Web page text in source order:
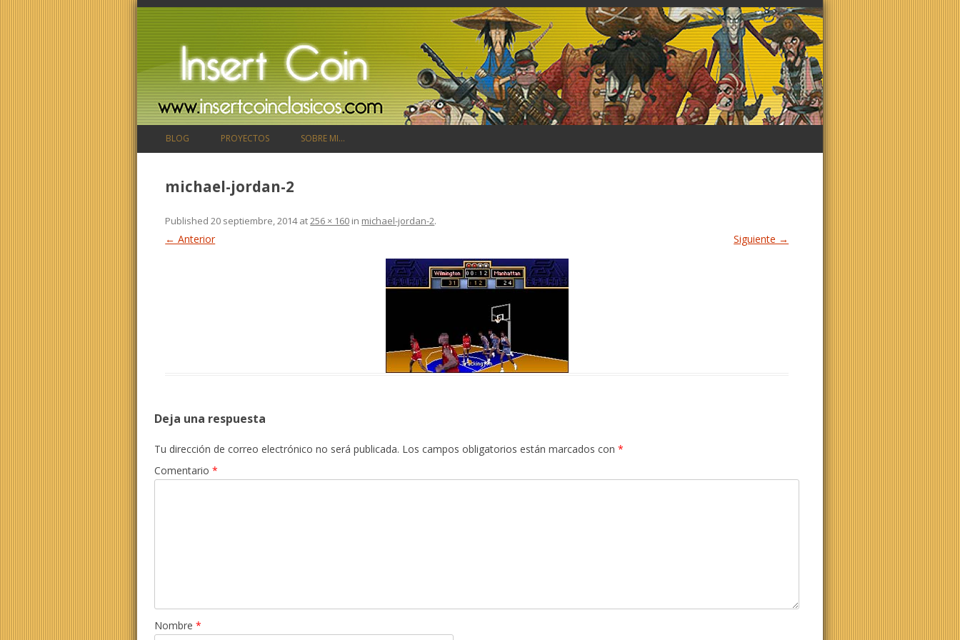
BLOG PROYECTOS SOBRE MI…
michael-jordan-2
Published20 septiembre, 2014at256 × 160 in michael-jordan-2.
← Anterior Siguiente →
Deja una respuesta
Tu dirección de correo electrónico no será publicada. Los campos obligatorios están marcados con *
Comentario *
Nombre *